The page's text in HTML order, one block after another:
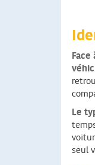
Le
seul